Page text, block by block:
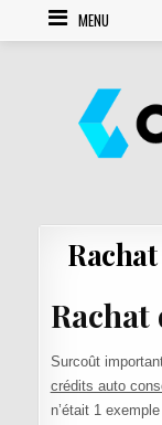
Skip to contentMENU
Surcoût
crédits auto
n’était 1